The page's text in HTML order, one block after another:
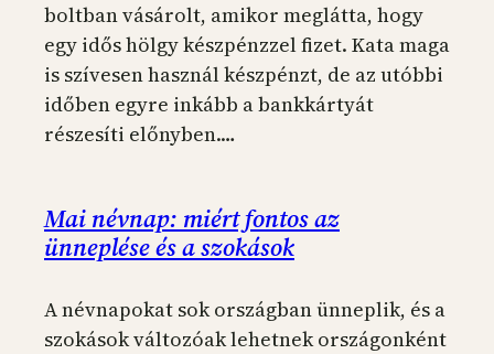
boltban vásárolt, amikor meglátta, hogy
egy idős hölgy készpénzzel fizet. Kata maga
is szívesen használ készpénzt, de az utóbbi
időben egyre inkább a bankkártyát
részesíti előnyben.…
Mai névnap: miért fontos az
ünneplése és a szokások
A névnapokat sok országban ünneplik, és a
szokások változóak lehetnek országonként